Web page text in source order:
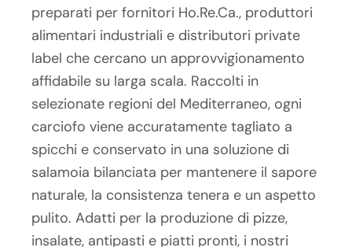
preparati per fornitori Ho.Re.Ca., produttori
alimentari industriali e distributori private
label che cercano un approvvigionamento
affidabile su larga scala. Raccolti in
selezionate regioni del Mediterraneo, ogni
carciofo viene accuratamente tagliato a
spicchi e conservato in una soluzione di
salamoia bilanciata per mantenere il sapore
naturale, la consistenza tenera e un aspetto
pulito. Adatti per la produzione di pizze,
insalate, antipasti e piatti pronti, i nostri